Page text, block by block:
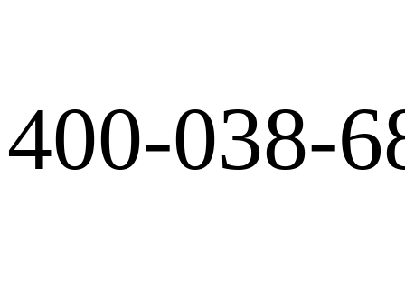
400-038-